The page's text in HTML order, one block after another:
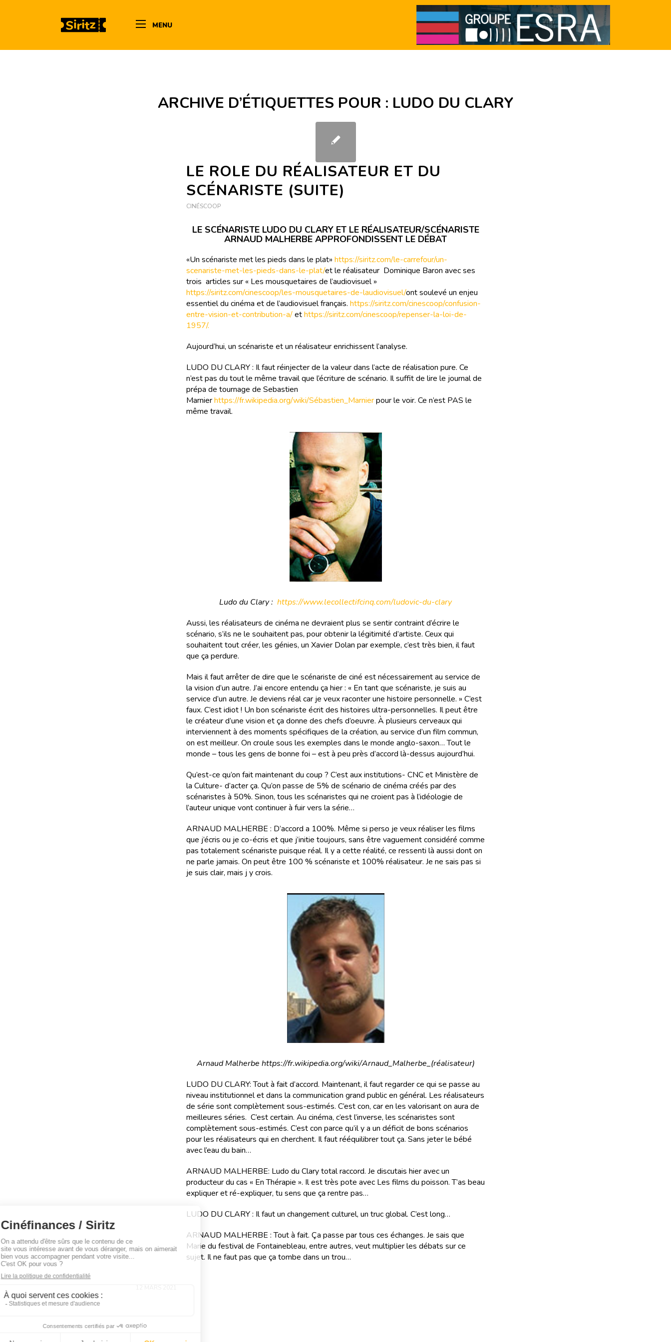
MENU
ARCHIVE D’ÉTIQUETTES POUR : LUDO DU CLARY
LE ROLE DU RÉALISATEUR ET DU
SCÉNARISTE (SUITE)
CINÉSCOOP
LE SCÉNARISTE LUDO DU CLARY ET LE RÉALISATEUR/SCÉNARISTE
ARNAUD MALHERBE APPROFONDISSENT LE DÉBAT
«Un scénariste met les pieds dans le plat» https://siritz.com/le-carrefour/un-
scenariste-met-les-pieds-dans-le-plat/et le réalisateur Dominique Baron avec ses
trois articles sur « Les mousquetaires de l’audiovisuel »
https://siritz.com/cinescoop/les-mousquetaires-de-laudiovisuel/ont soulevé un enjeu
essentiel du cinéma et de l’audiovisuel français. https://siritz.com/cinescoop/confusion-
entre-vision-et-contribution-a/ethttps://siritz.com/cinescoop/repenser-la-loi-de-
1957/.
Aujourd’hui, un scénariste et un réalisateur enrichissent l’analyse.
LUDO DU CLARY : Il faut réinjecter de la valeur dans l’acte de réalisation pure. Ce
n’est pas du tout le même travail que l’écriture de scénario. Il suffit de lire le journal de
prépa de tournage de Sebastien
Marnierhttps://fr.wikipedia.org/wiki/Sébastien_Marnierpour le voir. Ce n’est PAS le
même travail.
Ludo du Clary : https://www.lecollectifcinq.com/ludovic-du-clary
Aussi, les réalisateurs de cinéma ne devraient plus se sentir contraint d’écrire le
scénario, s’ils ne le souhaitent pas, pour obtenir la légitimité d’artiste. Ceux qui
souhaitent tout créer, les génies, un Xavier Dolan par exemple, c’est très bien, il faut
que ça perdure.
Mais il faut arrêter de dire que le scénariste de ciné est nécessairement au service de
la vision d’un autre. J’ai encore entendu ça hier : « En tant que scénariste, je suis au
service d’un autre. Je deviens réal car je veux raconter une histoire personnelle. » C’est
faux. C’est idiot ! Un bon scénariste écrit des histoires ultra-personnelles. Il peut être
le créateur d’une vision et ça donne des chefs d’oeuvre. À plusieurs cerveaux qui
interviennent à des moments spécifiques de la création, au service d’un film commun,
on est meilleur. On croule sous les exemples dans le monde anglo-saxon… Tout le
monde – tous les gens de bonne foi – est à peu près d’accord là-dessus aujourd’hui.
Qu’est-ce qu’on fait maintenant du coup ? C’est aux institutions- CNC et Ministère de
la Culture- d’acter ça. Qu’on passe de 5% de scénario de cinéma créés par des
scénaristes à 50%. Sinon, tous les scénaristes qui ne croient pas à l’idéologie de
l’auteur unique vont continuer à fuir vers la série…
ARNAUD MALHERBE : D’accord a 100%. Même si perso je veux réaliser les films
que j’écris ou je co-écris et que j’initie toujours, sans être vaguement considéré comme
pas totalement scénariste puisque réal. Il y a cette réalité, ce ressenti là aussi dont on
ne parle jamais. On peut être 100 % scénariste et 100% réalisateur. Je ne sais pas si
je suis clair, mais j y crois.
Arnaud Malherbe https://fr.wikipedia.org/wiki/Arnaud_Malherbe_(réalisateur)
LUDO DU CLARY: Tout à fait d’accord. Maintenant, il faut regarder ce qui se passe au
niveau institutionnel et dans la communication grand public en général. Les réalisateurs
de série sont complètement sous-estimés. C’est con, car en les valorisant on aura de
meilleures séries. C’est certain. Au cinéma, c’est l’inverse, les scénaristes sont
complètement sous-estimés. C’est con parce qu’il y a un déficit de bons scénarios
pour les réalisateurs qui en cherchent. Il faut rééquilibrer tout ça. Sans jeter le bébé
avec l’eau du bain…
ARNAUD MALHERBE: Ludo du Clary total raccord. Je discutais hier avec un
producteur du cas « En Thérapie ». Il est très pote avec Les films du poisson. T’as beau
expliquer et ré-expliquer, tu sens que ça rentre pas…
LUDO DU CLARY : Il faut un changement culturel, un truc global. C’est long…
ARNAUD MALHERBE : Tout à fait. Ça passe par tous ces échanges. Je sais que
Marie du festival de Fontainebleau, entre autres, veut multiplier les débats sur ce
sujet. Il ne faut pas que ça tombe dans un trou…